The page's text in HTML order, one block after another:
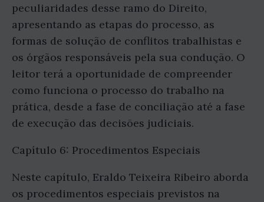
peculiaridades desse ramo do Direito,
apresentando as etapas do processo, as
formas de solução de conflitos trabalhistas e
os órgãos responsáveis pela sua condução. O
leitor terá a oportunidade de compreender
como funciona o processo do trabalho na
prática, desde a fase de conciliação até a fase
de execução das decisões judiciais.
Capítulo 6: Procedimentos Especiais
Neste capítulo, Eraldo Teixeira Ribeiro aborda
os procedimentos especiais previstos na